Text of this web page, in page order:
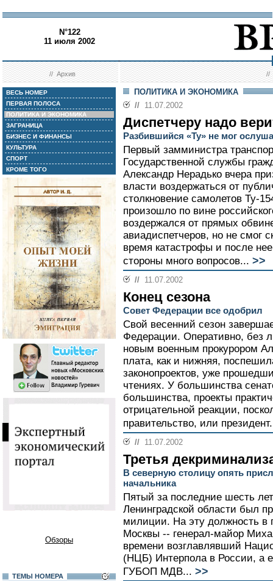
N°122
11 июля 2002
//Архив //
ВЕСЬ НОМЕР
ПЕРВАЯ ПОЛОСА
ПОЛИТИКА И ЭКОНОМИКА
ЗАГРАНИЦА
БИЗНЕС И ФИНАНСЫ
КУЛЬТУРА
СПОРТ
КРОМЕ ТОГО
Обзоры
ТЕМЫ НОМЕРА
ПОЛИТИКА И ЭКОНОМИКА
// 11.07.2002
Диспетчеру надо
Разбившийся «Ту» не мог
Первый замминистра
Государственной службы
Александр Нерадько вчера
власти воздержаться от
столкновение самолетов Ту-
произошло по вине
воздержался от прямых
авиадиспетчеров, но не смог
время катастрофы и после
стороны много вопросов... >>
// 11.07.2002
Конец сезона
Совет Федерации все одобрил
Свой весенний сезон
Федерации. Оперативно, без
новым военным прокурором
плата, как и нижняя,
законопроектов, уже
чтениях. У большинства
большинства, проекты
отрицательной реакции,
правительство, или
// 11.07.2002
Третья
В северную столицу опять
начальника
Пятый за последние шесть
Ленинградской области был
милиции. На эту должность в
Москвы -- генерал-майор
времени возглавлявший
(НЦБ) Интерпола в России, а
ГУБОП МДВ... >>